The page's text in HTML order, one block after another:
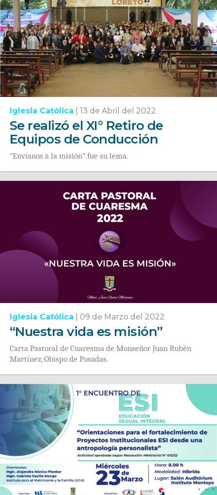
Iglesia Católica 13 de Abril del 2022
Se realizó el XI° Retiro de
Equipos de Conducción
“Envíanos a la misión” fue su lema.
Iglesia Católica 09 de Marzo del 2022
“Nuestra vida es misión”
Carta Pastoral de Cuaresma de Monseñor Juan Rubén
Martínez, Obispo de Posadas.